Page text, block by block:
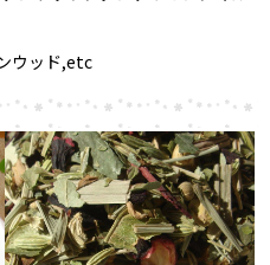
ウッド,etc